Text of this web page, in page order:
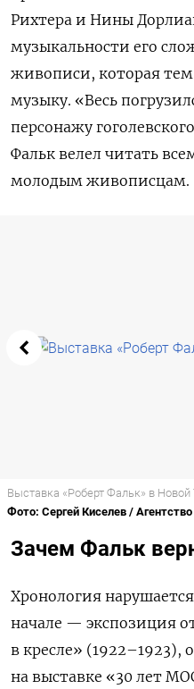
Рихтера и Нины
музыкальности его
живописи, которая
музыку. «Весь
персонажу
Фальк велел читать
молодым живописцам.
Выставка «Роберт Фальк» в Новой
Фото: Сергей Киселев /
Зачем Фальк
Хронология
начале — экспозиция
в кресле»
на выставке «30 лет